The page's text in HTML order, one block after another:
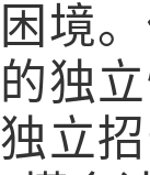
困境
的独
独立